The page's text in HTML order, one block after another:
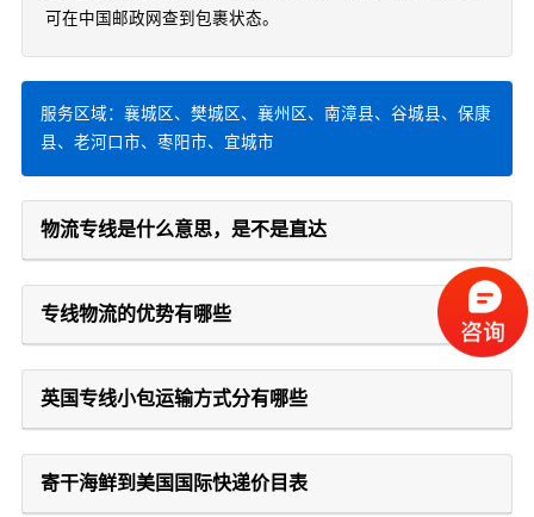
可在中国邮政网查到包裹状态。
服务区域：襄城区、樊城区、襄州区、南漳县、谷城县、保康
县、老河口市、枣阳市、宜城市
物流专线是什么意思，是不是直达
专线物流的优势有哪些
英国专线小包运输方式分有哪些
寄干海鲜到美国国际快递价目表